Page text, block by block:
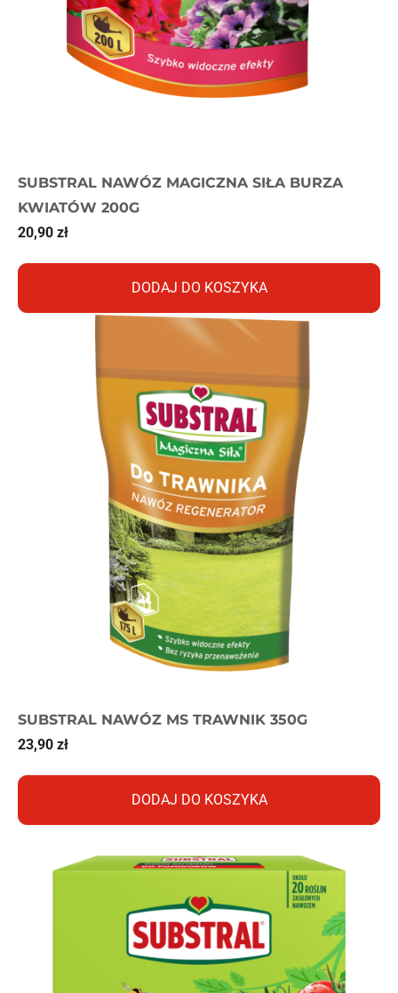
SUBSTRAL NAWÓZ MAGICZNA SIŁA BURZA
KWIATÓW 200G
20,90 zł
DODAJ DO KOSZYKA
SUBSTRAL NAWÓZ MS TRAWNIK 350G
23,90 zł
DODAJ DO KOSZYKA